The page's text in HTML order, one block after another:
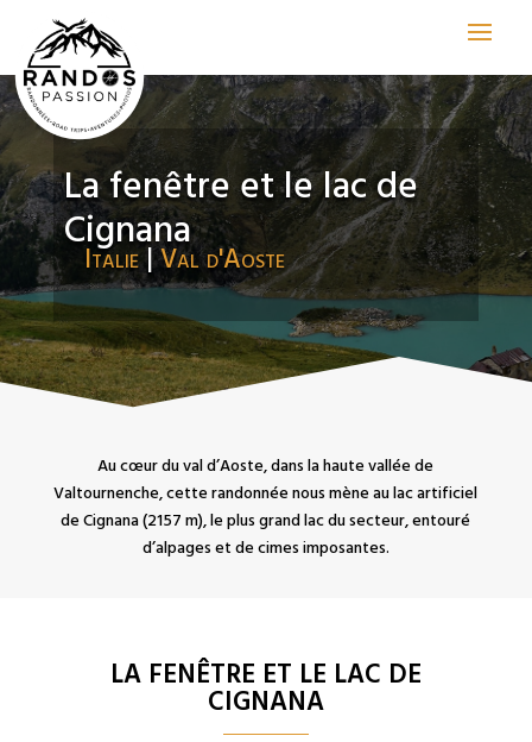
La fenêtre et le lac de
Cignana
Italie|Val d'Aoste
Au cœur du val d’Aoste, dans la haute vallée de
Valtournenche, cette randonnée nous mène au lac artificiel
de Cignana (2157 m), le plus grand lac du secteur, entouré
d’alpages et de cimes imposantes.
LA FENÊTRE ET LE LAC DE
CIGNANA